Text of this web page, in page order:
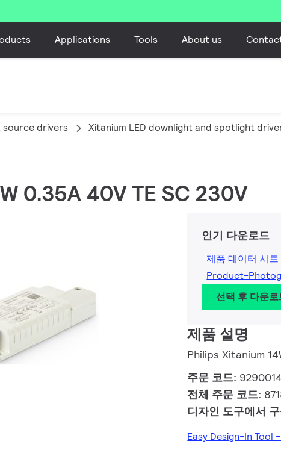
Applications Tools About us
source drivers Xitanium LED downlight and spotlight
0.35A 40V TE SC 230V
인기 다운로드
제품 데이터 시트
Product-
선택 후 다운
제품 설명
Philips Xitanium
주문 코드:
전체 주문 코드:
디자인 도구에서
Easy Design-In Tool